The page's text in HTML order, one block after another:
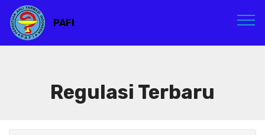
PAFI
Regulasi Terbaru